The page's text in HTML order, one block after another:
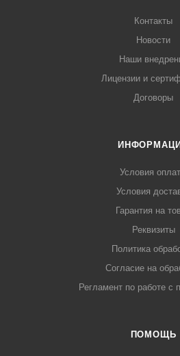
Контакты
Новости
Наши
Лицензии и
Договоры
Условия
Условия
Гарантия на
Реквизиты
Политика
Согласие на
Регламент по работе с
ПОМОЩЬ